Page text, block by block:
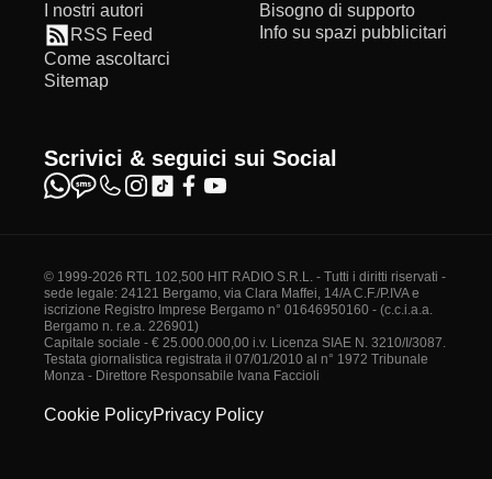
I nostri autori
RSS Feed
Come ascoltarci
Sitemap
Bisogno di supporto
Info su spazi pubblicitari
Scrivici & seguici sui Social
© 1999-2026 RTL 102,500 HIT RADIO S.R.L. - Tutti i diritti riservati -
sede legale: 24121 Bergamo, via Clara Maffei, 14/A C.F./P.IVA e
iscrizione Registro Imprese Bergamo n° 01646950160 - (c.c.i.a.a.
Bergamo n. r.e.a. 226901)
Capitale sociale - € 25.000.000,00 i.v. Licenza SIAE N. 3210/I/3087.
Testata giornalistica registrata il 07/01/2010 al n° 1972 Tribunale
Monza - Direttore Responsabile Ivana Faccioli
Cookie PolicyPrivacy Policy